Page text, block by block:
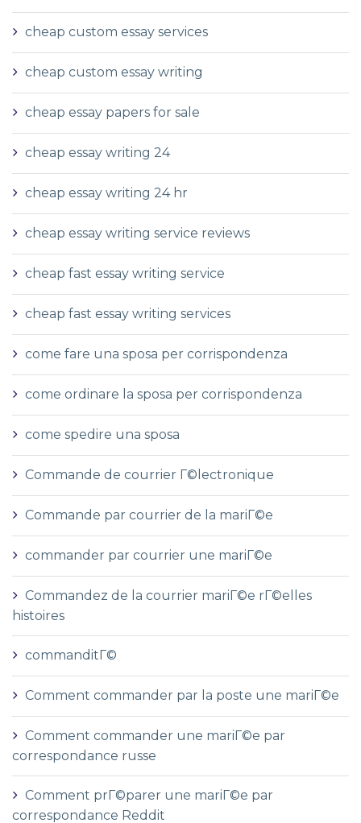
cheap custom essay services
cheap custom essay writing
cheap essay papers for sale
cheap essay writing 24
cheap essay writing 24 hr
cheap essay writing service reviews
cheap fast essay writing service
cheap fast essay writing services
come fare una sposa per corrispondenza
come ordinare la sposa per corrispondenza
come spedire una sposa
Commande de courrier Г©lectronique
Commande par courrier de la mariГ©e
commander par courrier une mariГ©e
Commandez de la courrier mariГ©e rГ©elles
histoires
commanditГ©
Comment commander par la poste une mariГ©e
Comment commander une mariГ©e par
correspondance russe
Comment prГ©parer une mariГ©e par
correspondance Reddit